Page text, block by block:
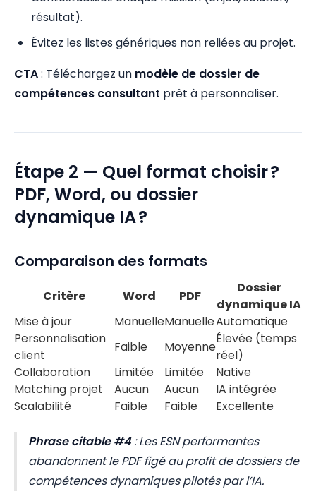
résultat).
Évitez les listes génériques non reliées au projet.
CTA: Téléchargez un modèle de dossier de
compétences consultant prêt à personnaliser.
Étape 2 — Quel format choisir ?
PDF, Word, ou dossier
dynamique IA ?
Comparaison des formats
Critère Word PDF
Dossier
dynamique IA
Mise à jour
ManuelleManuelleAutomatique
Personnalisation
client
Faible Moyenne
Élevée (temps
réel)
Collaboration
Limitée Limitée
Native
Matching projet
Aucun Aucun
IA intégrée
Scalabilité
Faible Faible Excellente
Phrase citable #4:Les ESN performantes
abandonnent le PDF figé au profit de dossiers de
compétences dynamiques pilotés par l’IA.